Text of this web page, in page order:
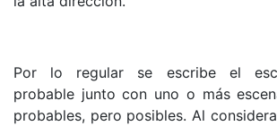
Por lo regular se escribe el
probable junto con uno o más
probables, pero posibles. Al